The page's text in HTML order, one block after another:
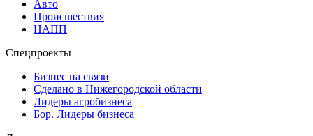
Авто
Происшествия
НАПП
Спецпроекты
Бизнес на связи
Сделано в Нижегородской области
Лидеры агробизнеса
Бор. Лидеры бизнеса